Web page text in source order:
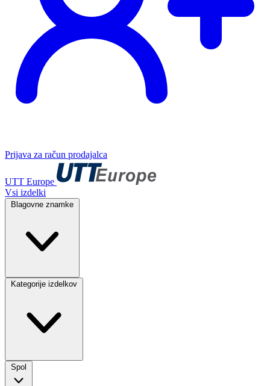
Prijava za račun prodajalca
UTT Europe
Vsi izdelki
Blagovne znamke
Kategorije izdelkov
Spol